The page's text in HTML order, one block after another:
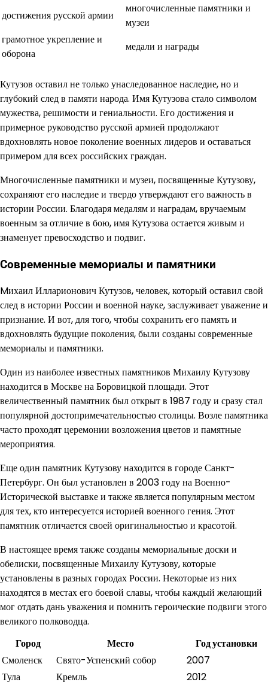
достижения русской армии
многочисленные памятники и
музеи
грамотное укрепление и
оборона
медали и награды
Кутузов оставил не только унаследованное наследие, но и
глубокий след в памяти народа. Имя Кутузова стало символом
мужества, решимости и гениальности. Его достижения и
примерное руководство русской армией продолжают
вдохновлять новое поколение военных лидеров и оставаться
примером для всех российских граждан.
Многочисленные памятники и музеи, посвященные Кутузову,
сохраняют его наследие и твердо утверждают его важность в
истории России. Благодаря медалям и наградам, вручаемым
военным за отличие в бою, имя Кутузова остается живым и
знаменует превосходство и подвиг.
Современные мемориалы и памятники
Mихаил Илларионович Кутузов, человек, который оставил свой
след в истории России и военной науке, заслуживает уважение и
признание. И вот, для того, чтобы сохранить его память и
вдохновлять будущие поколения, были созданы современные
мемориалы и памятники.
Один из наиболее известных памятников Михаилу Кутузову
находится в Москве на Боровицкой площади. Этот
величественный памятник был открыт в 1987 году и сразу стал
популярной достопримечательностью столицы. Возле памятника
часто проходят церемонии возложения цветов и памятные
мероприятия.
Еще один памятник Кутузову находится в городе Санкт-
Петербург. Он был установлен в 2003 году на Военно-
Исторической выставке и также является популярным местом
для тех, кто интересуется историей военного гения. Этот
памятник отличается своей оригинальностью и красотой.
В настоящее время также созданы мемориальные доски и
обелиски, посвященные Михаилу Кутузову, которые
установлены в разных городах России. Некоторые из них
находятся в местах его боевой славы, чтобы каждый желающий
мог отдать дань уважения и помнить героические подвиги этого
великого полководца.
Город
Место
Год установки
Смоленск
Свято-Успенский собор
2007
Тула
Кремль
2012